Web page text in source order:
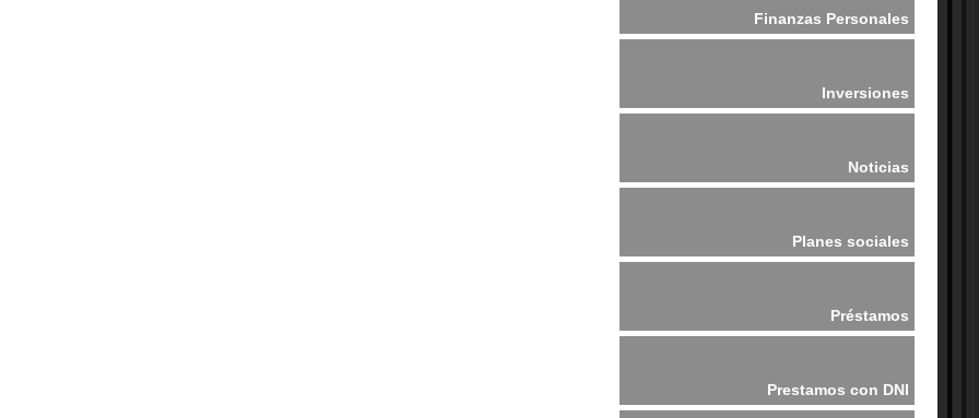
Finanzas Personales
Inversiones
Noticias
Planes sociales
Préstamos
Prestamos con DNI